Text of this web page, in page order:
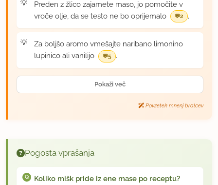
Preden z žlico zajamete maso, jo pomočite v
vroče olje, da se testo ne bo oprijemalo
2 .
Za boljšo aromo vmešajte naribano limonino
lupinico ali vanilijo
5 .
Pokaži več
Povzetek mnenj bralcev
Pogosta vprašanja
Koliko mišk pride iz ene mase po receptu?